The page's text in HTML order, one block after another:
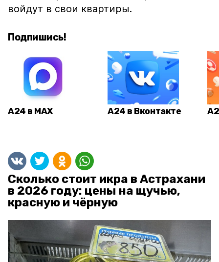
войдут в свои квартиры.
Подпишись!
А24 в MAX А24 в Вконтакте
Сколько стоит икра в Астрахани
в 2026 году: цены на щучью,
красную и чёрную